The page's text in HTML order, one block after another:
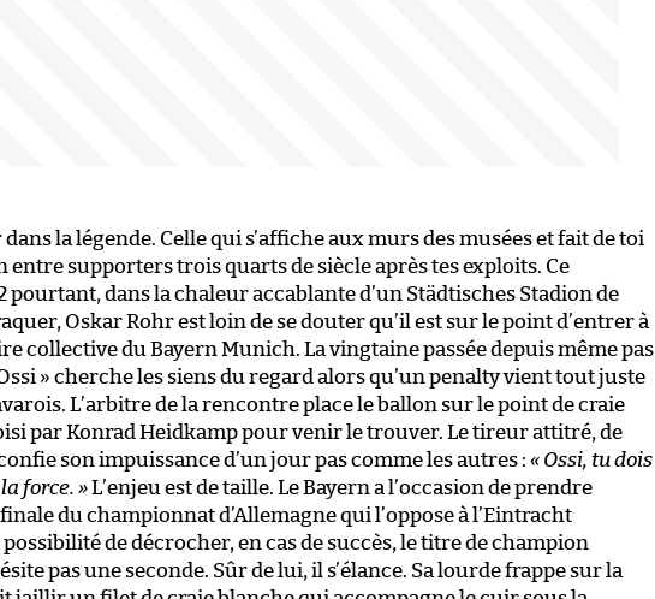
la légende. Celle qui s’affiche aux murs des musées et fait de toi
entre supporters trois quarts de siècle après tes exploits. Ce
pourtant, dans la chaleur accablante d’un Städtisches Stadion de
Oskar Rohr est loin de se douter qu’il est sur le point d’entrer à
collective du Bayern Munich. La vingtaine passée depuis même pas
» cherche les siens du regard alors qu’un penalty vient tout juste
L’arbitre de la rencontre place le ballon sur le point de craie
par Konrad Heidkamp pour venir le trouver. Le tireur attitré, de
son impuissance d’un jour pas comme les autres : « Ossi, tu dois
force. »L’enjeu est de taille. Le Bayern a l’occasion de prendre
du championnat d’Allemagne qui l’oppose à l’Eintracht
de décrocher, en cas de succès, le titre de champion
pas une seconde. Sûr de lui, il s’élance. Sa lourde frappe sur la